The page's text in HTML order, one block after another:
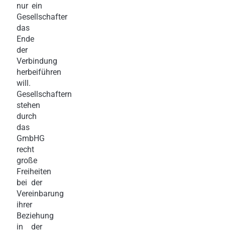
nur ein
Gesellschafter
das
Ende
der
Verbindung
herbeiführen
will.
Gesellschaftern
stehen
durch
das
GmbHG
recht
große
Freiheiten
bei der
Vereinbarung
ihrer
Beziehung
in der